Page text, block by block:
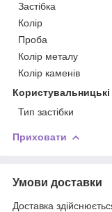
Застібка
Колір
Проба
Колір металу
Колір каменів
Тип застібки
Приховати
Умови доставки
Доставка